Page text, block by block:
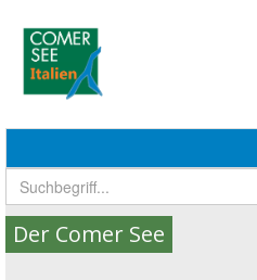
Der Comer See